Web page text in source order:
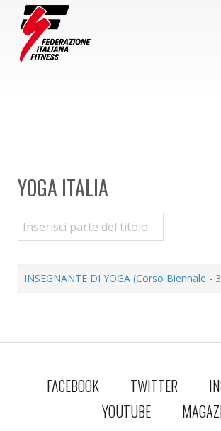
YOGA ITALIA
Inserisci parte del titolo
INSEGNANTE DI YOGA (Corso Biennale -
FACEBOOK TWITTER
YOUTUBE